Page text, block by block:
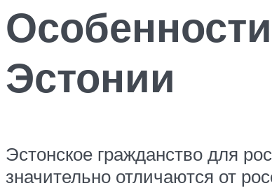
Эстонии
Эстонское гражданство для
значительно отличаются от